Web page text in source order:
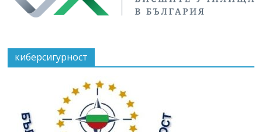
киберсигурност